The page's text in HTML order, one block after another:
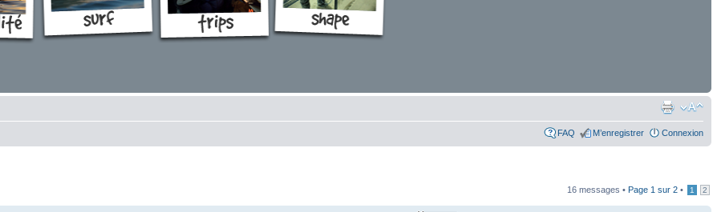
FAQ M’enregistrer Connexion
16 messages • Page 1 sur 2 • 1 2